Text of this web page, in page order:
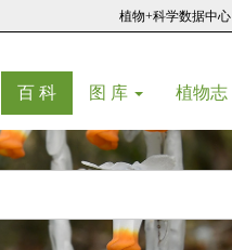
植物+科学数据中心
百 科(current)
图 库 植物志